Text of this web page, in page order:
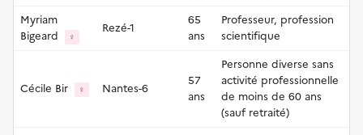
Myriam
Bigeard
♀
Rezé-1
65
ans
Professeur, profession
scientifique
Cécile Bir ♀ Nantes-6
57
ans
Personne diverse sans
activité professionnelle
de moins de 60 ans
(sauf retraité)